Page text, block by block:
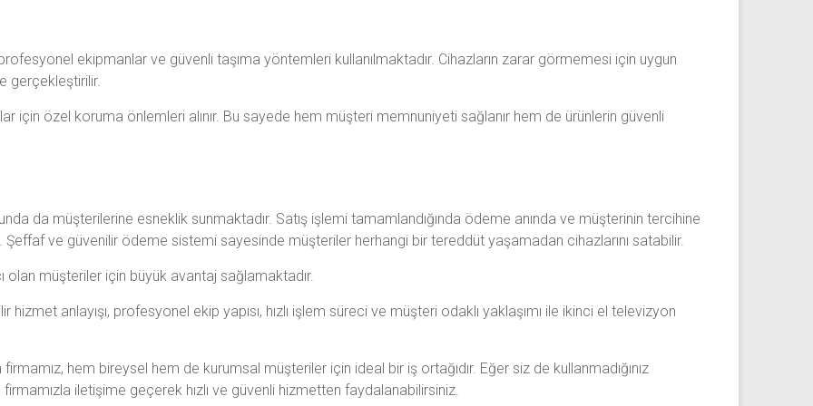
profesyonel ekipmanlar ve güvenli taşıma yöntemleri kullanılmaktadır. Cihazların zarar görmemesi için uygun
gerçekleştirilir.
için özel koruma önlemleri alınır. Bu sayede hem müşteri memnuniyeti sağlanır hem de ürünlerin güvenli
da müşterilerine esneklik sunmaktadır. Satış işlemi tamamlandığında ödeme anında ve müşterinin tercihine
Şeffaf ve güvenilir ödeme sistemi sayesinde müşteriler herhangi bir tereddüt yaşamadan cihazlarını satabilir.
olan müşteriler için büyük avantaj sağlamaktadır.
hizmet anlayışı, profesyonel ekip yapısı, hızlı işlem süreci ve müşteri odaklı yaklaşımı ile ikinci el televizyon
hem bireysel hem de kurumsal müşteriler için ideal bir iş ortağıdır. Eğer siz de kullanmadığınız
iletişime geçerek hızlı ve güvenli hizmetten faydalanabilirsiniz.